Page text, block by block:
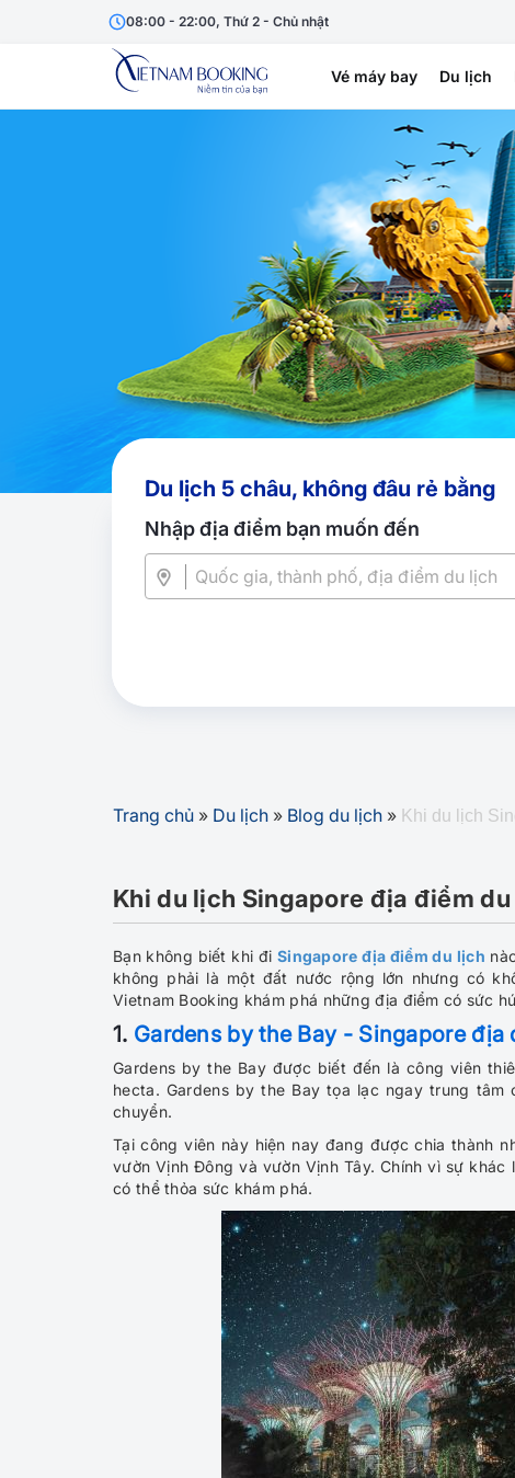
08:00 - 22:00, Thứ 2 - Chủ nhật
Vé máy bay Du lịch
Du lịch 5 châu, không đâu rẻ bằng
Nhập địa điểm bạn muốn đến
Trang chủ » Du lịch » Blog du lịch » Khi du lịch
Khi du lịch Singapore địa điểm
Bạn không biết khi đi Singapore địa điểm du lịch
không phải là một đất nước rộng lớn nhưng có
Vietnam Booking khám phá những địa điểm có sức
1. Gardens by the Bay - Singapore
Gardens by the Bay được biết đến là công viên
hecta. Gardens by the Bay tọa lạc ngay trung
chuyển.
Tại công viên này hiện nay đang được chia thành
vườn Vịnh Đông và vườn Vịnh Tây. Chính vì sự
có thể thỏa sức khám phá.